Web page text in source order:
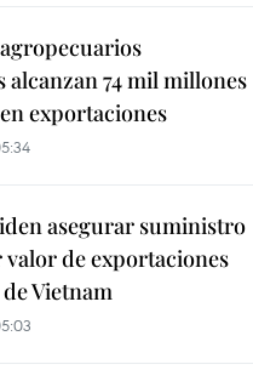
alcanzan 74 mil millones
exportaciones
asegurar suministro
valor de exportaciones
Vietnam